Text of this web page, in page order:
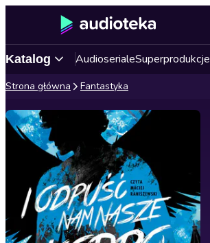
Katalog AudioserialeSuperprodukcje
Strona główna Fantastyka